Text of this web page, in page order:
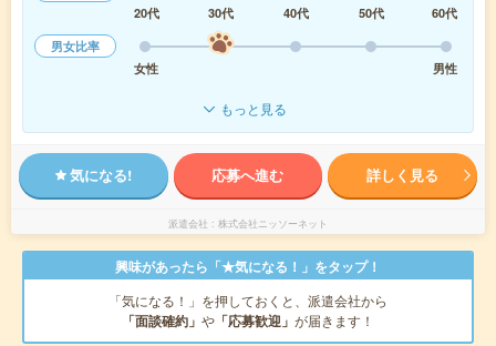
20代
30代 40代 50代
60代
男女比率
女性
男性
もっと見る
気になる! 応募へ進む 詳しく見る
派遣会社 株式会社ニッソーネット
興味があったら「★気になる！」をタップ！
「気になる！」を押しておくと、派遣会社から
「面談確約」 や 「応募歓迎」 が届きます！